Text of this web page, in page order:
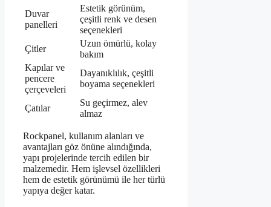
Duvar
panelleri
Estetik görünüm,
çeşitli renk ve desen
seçenekleri
Çitler
Uzun ömürlü, kolay
bakım
Kapılar ve
pencere
çerçeveleri
Dayanıklılık, çeşitli
boyama seçenekleri
Çatılar
Su geçirmez, alev
almaz
Rockpanel, kullanım alanları ve
avantajları göz önüne alındığında,
yapı projelerinde tercih edilen bir
malzemedir. Hem işlevsel özellikleri
hem de estetik görünümü ile her türlü
yapıya değer katar.